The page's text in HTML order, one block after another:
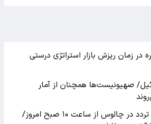
در زمان ریزش بازار استراتژی درستی
صهیونیست‌ها همچنان از آمار
اعمال محدودیت تردد در چالوس از ساعت ۱۰ صبح امروز/